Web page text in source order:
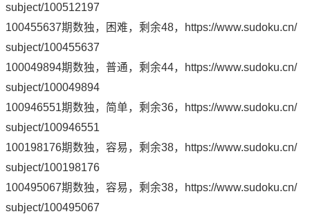
subject/100512197
100455637期数独，困难，剩余48，
https://www.sudoku.cn/
subject/100455637
100049894期数独，普通，剩余44，
https://www.sudoku.cn/
subject/100049894
100946551期数独，简单，剩余36，
https://www.sudoku.cn/
subject/100946551
100198176期数独，容易，剩余38，
https://www.sudoku.cn/
subject/100198176
100495067期数独，容易，剩余38，
https://www.sudoku.cn/
subject/100495067